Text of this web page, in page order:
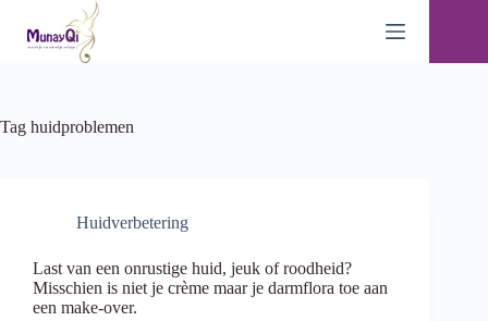
naar
Tag huidproblemen
Huidverbetering
Last van een onrustige huid, jeuk of roodheid?
Misschien is niet je crème maar je darmflora toe aan
een make-over.